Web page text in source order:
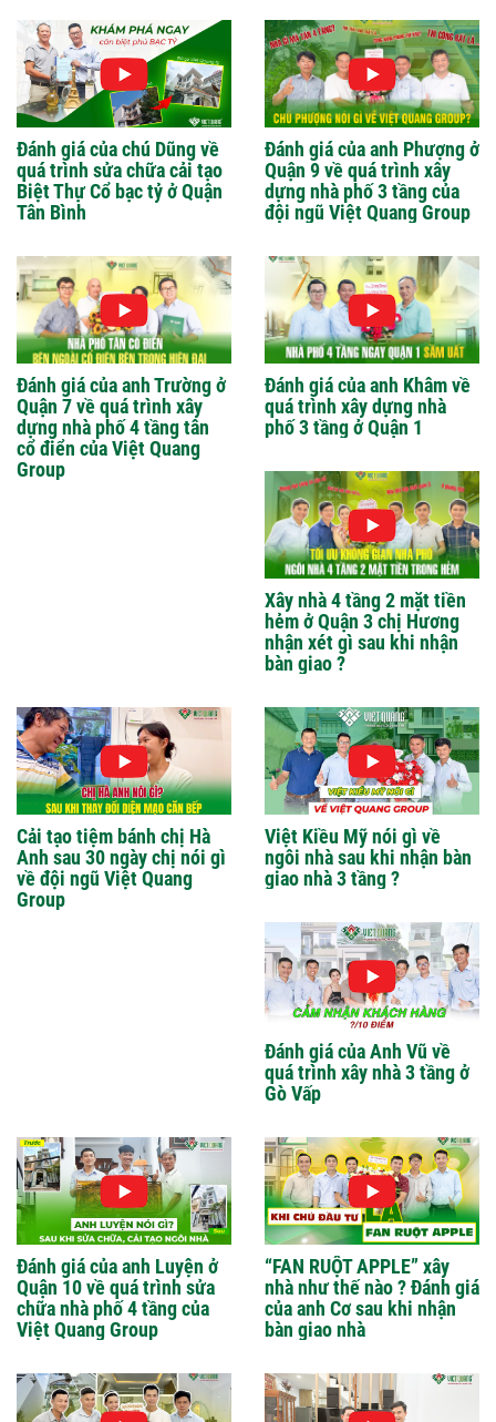
Đánh giá của chú Dũng về
quá trình sửa chữa cải tạo
Biệt Thự Cổ bạc tỷ ở Quận
Tân Bình
Đánh giá của anh Phượng ở
Quận 9 về quá trình xây
dựng nhà phố 3 tầng của
đội ngũ Việt Quang Group
Đánh giá của anh Trường ở
Quận 7 về quá trình xây
dựng nhà phố 4 tầng tân
cổ điển của Việt Quang
Group
Đánh giá của anh Khâm về
quá trình xây dựng nhà
phố 3 tầng ở Quận 1
Xây nhà 4 tầng 2 mặt tiền
hẻm ở Quận 3 chị Hương
nhận xét gì sau khi nhận
bàn giao ?
Cải tạo tiệm bánh chị Hà
Anh sau 30 ngày chị nói gì
về đội ngũ Việt Quang
Group
Việt Kiều Mỹ nói gì về
ngôi nhà sau khi nhận bàn
giao nhà 3 tầng ?
Đánh giá của Anh Vũ về
quá trình xây nhà 3 tầng ở
Gò Vấp
Đánh giá của anh Luyện ở
Quận 10 về quá trình sửa
chữa nhà phố 4 tầng của
Việt Quang Group
“FAN RUỘT APPLE” xây
nhà như thế nào ? Đánh giá
của anh Cơ sau khi nhận
bàn giao nhà